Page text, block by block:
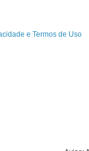
e Termos de Uso